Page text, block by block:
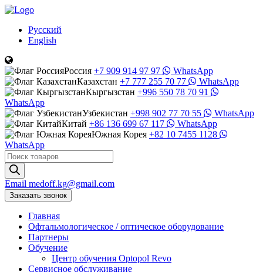
Русский
English
Россия +7 909 914 97 97
WhatsApp
Казахстан +7 777 255 70 77
WhatsApp
Кыргызстан +996 550 78 70 91
WhatsApp
Узбекистан +998 902 77 70 55
WhatsApp
Китай +86 136 699 67 117
WhatsApp
Южная Корея +82 10 7455 1128
WhatsApp
Поиск
товаров
Email medoff.kg@gmail.com
Заказать звонок
Главная
Офтальмологическое / оптическое оборудование
Партнеры
Обучение
Центр обучения Оptopol Revo
Сервисное обслуживание